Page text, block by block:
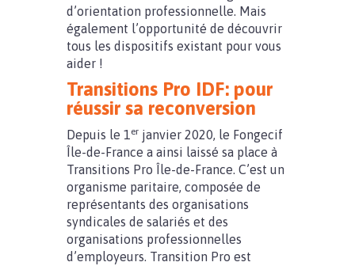
d’orientation professionnelle. Mais
également l’opportunité de découvrir
tous les dispositifs existant pour vous
aider !
Transitions Pro IDF: pour
réussir sa reconversion
Depuis le 1er janvier 2020, le Fongecif
Île-de-France a ainsi laissé sa place à
Transitions Pro Île-de-France. C’est un
organisme paritaire, composée de
représentants des organisations
syndicales de salariés et des
organisations professionnelles
d’employeurs. Transition Pro est